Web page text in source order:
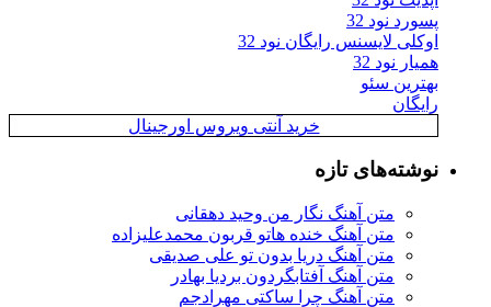
پسورد نود 32
اوکلی لایسنس رایگان نود 32
همیار نود 32
بهترین سئو
رایگان
خرید آنتی ویروس اورجینال
نوشته‌های تازه
متن آهنگ نگار من وحید دهقانی
متن آهنگ خنده هاتو قربون محمدعلیزاده
متن آهنگ دریا بدون تو علی صدیقی
متن آهنگ آفتابگردون بردیا بهادر
متن آهنگ چرا ساکتی مهرادجم